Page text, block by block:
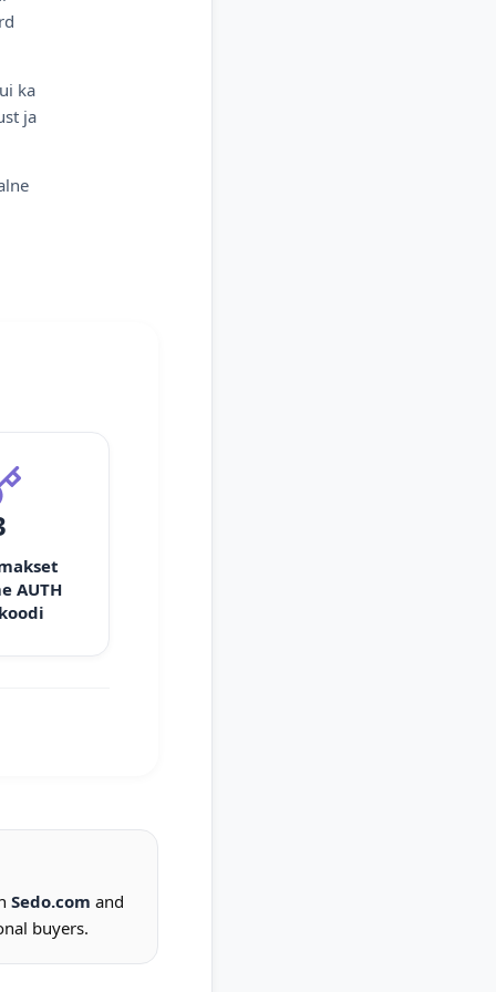
ka
ja
AUTH
Sedo.com and
buyers.